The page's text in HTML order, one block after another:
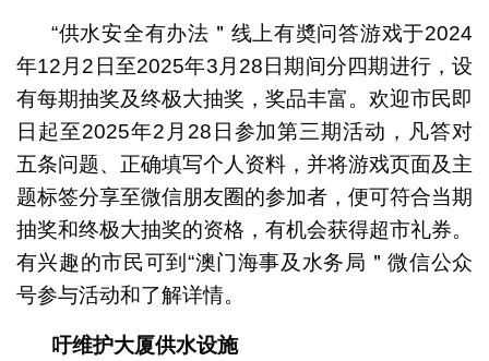
“供水安全有办法＂线上有奬问答游戏于2024
年12月2日至2025年3月28日期间分四期进行，设
有每期抽奖及终极大抽奖，奖品丰富。欢迎市民即
日起至2025年2月28日参加第三期活动，凡答对
五条问题、正确填写个人资料，并将游戏页面及主
题标签分享至微信朋友圈的参加者，便可符合当期
抽奖和终极大抽奖的资格，有机会获得超市礼券。
有兴趣的市民可到“澳门海事及水务局＂微信公众
号参与活动和了解详情。
吁维护大厦供水设施